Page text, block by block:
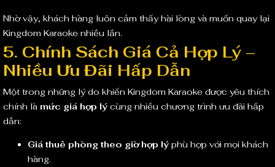
Nhờ vậy, khách hàng luôn cảm thấy hài lòng và muốn quay lại
Kingdom Karaoke nhiều lần.
5. Chính Sách Giá Cả Hợp Lý –
Nhiều Ưu Đãi Hấp Dẫn
Một trong những lý do khiến Kingdom Karaoke được yêu thích
chính là mức giá hợp lý cùng nhiều chương trình ưu đãi hấp
dẫn:
Giá thuê phòng theo giờ hợp lý phù hợp với mọi khách
hàng.